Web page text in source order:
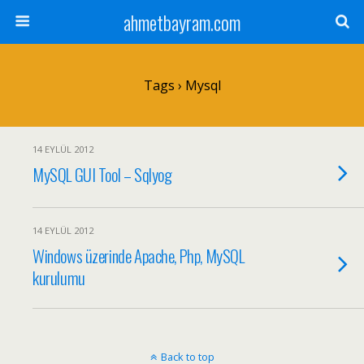
ahmetbayram.com
Tags › Mysql
14 EYLÜL 2012
MySQL GUI Tool – Sqlyog
14 EYLÜL 2012
Windows üzerinde Apache, Php, MySQL
kurulumu
Back to top